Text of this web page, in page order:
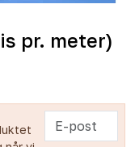
pr. meter)